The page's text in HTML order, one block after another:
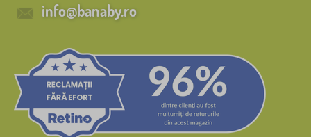
info@banaby.ro